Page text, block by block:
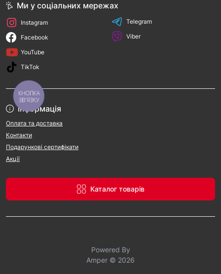
Інформація
Оплата та доставка
Контакти
Подарункові сертифікати
Акції
Каталог товарів
Ми у соціальних мережах
Instagram
Facebook
YouTube
TikTok
Telegram
Viber
Powered By
Amper © 2026
КНОПКА
ЗВ'ЯЗКУ